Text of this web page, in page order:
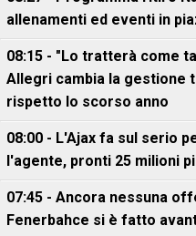
allenamenti ed eventi in
08:15 - "Lo tratterà come
Allegri cambia la gestione
rispetto lo scorso anno
08:00 - L'Ajax fa sul serio
l'agente, pronti 25 milioni
07:45 - Ancora nessuna
Fenerbahce si è fatto